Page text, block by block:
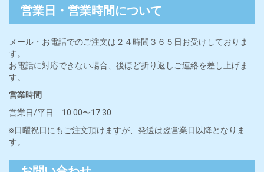
営業日・営業時間について
メール・お電話でのご注文は２４時間３６５日お受けしておりま
す。
お電話に対応できない場合、後ほど折り返しご連絡を差し上げま
す。
営業時間
営業日/平日 10:00〜17:30
※日曜祝日にもご注文頂けますが、発送は翌営業日以降となりま
す。